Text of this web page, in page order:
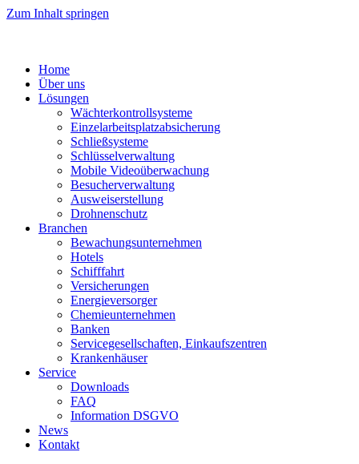
Zum Inhalt springen
Home
Über uns
Lösungen
Wächterkontrollsysteme
Einzelarbeitsplatzabsicherung
Schließsysteme
Schlüsselverwaltung
Mobile Videoüberwachung
Besucherverwaltung
Ausweiserstellung
Drohnenschutz
Branchen
Bewachungsunternehmen
Hotels
Schifffahrt
Versicherungen
Energieversorger
Chemieunternehmen
Banken
Servicegesellschaften, Einkaufszentren
Krankenhäuser
Service
Downloads
FAQ
Information DSGVO
News
Kontakt